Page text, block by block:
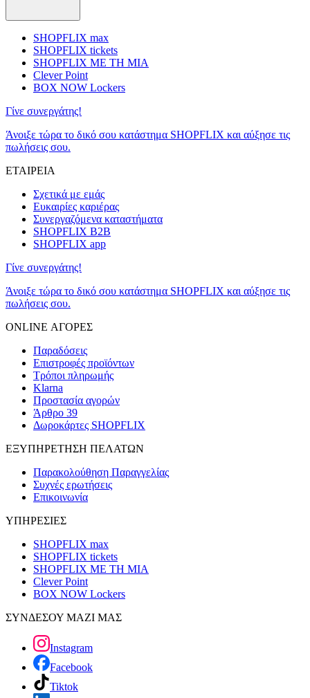
SHOPFLIX max
SHOPFLIX tickets
SHOPFLIX ΜΕ ΤΗ ΜΙΑ
Clever Point
BOX NOW Lockers
Γίνε συνεργάτης!
Άνοιξε τώρα το δικό σου κατάστημα SHOPFLIX και αύξησε τις
πωλήσεις σου.
ΕΤΑΙΡΕΙΑ
Σχετικά με εμάς
Ευκαιρίες καριέρας
Συνεργαζόμενα καταστήματα
SHOPFLIX B2B
SHOPFLIX app
Γίνε συνεργάτης!
Άνοιξε τώρα το δικό σου κατάστημα SHOPFLIX και αύξησε τις
πωλήσεις σου.
ONLINE ΑΓΟΡΕΣ
Παραδόσεις
Επιστροφές προϊόντων
Τρόποι πληρωμής
Klarna
Προστασία αγορών
Άρθρο 39
Δωροκάρτες SHOPFLIX
ΕΞΥΠΗΡΕΤΗΣΗ ΠΕΛΑΤΩΝ
Παρακολούθηση Παραγγελίας
Συχνές ερωτήσεις
Επικοινωνία
ΥΠΗΡΕΣΙΕΣ
SHOPFLIX max
SHOPFLIX tickets
SHOPFLIX ΜΕ ΤΗ ΜΙΑ
Clever Point
BOX NOW Lockers
ΣΥΝΔΕΣΟΥ ΜΑΖΙ ΜΑΣ
Instagram
Facebook
Tiktok